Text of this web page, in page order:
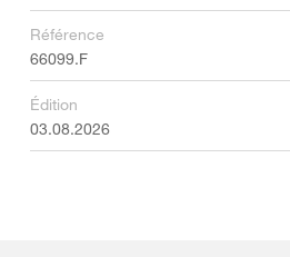
Référence
66099.F
Édition
03.08.2026